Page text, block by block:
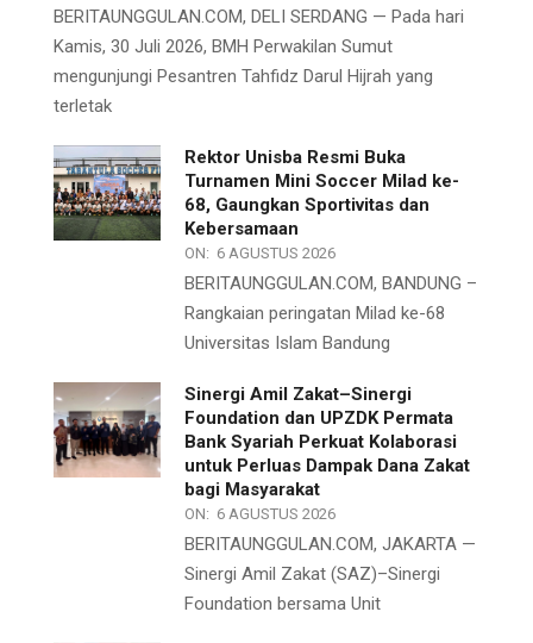
BERITAUNGGULAN.COM, DELI SERDANG — Pada hari
Kamis, 30 Juli 2026, BMH Perwakilan Sumut
mengunjungi Pesantren Tahfidz Darul Hijrah yang
terletak
Rektor Unisba Resmi Buka
Turnamen Mini Soccer Milad ke-
68, Gaungkan Sportivitas dan
Kebersamaan
ON: 6 AGUSTUS 2026
BERITAUNGGULAN.COM, BANDUNG –
Rangkaian peringatan Milad ke-68
Universitas Islam Bandung
Sinergi Amil Zakat–Sinergi
Foundation dan UPZDK Permata
Bank Syariah Perkuat Kolaborasi
untuk Perluas Dampak Dana Zakat
bagi Masyarakat
ON: 6 AGUSTUS 2026
BERITAUNGGULAN.COM, JAKARTA —
Sinergi Amil Zakat (SAZ)–Sinergi
Foundation bersama Unit